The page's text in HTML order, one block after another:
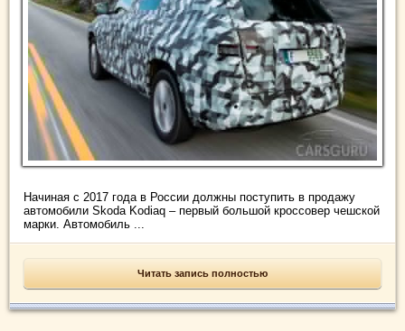
Начиная с 2017 года в России должны поступить в продажу
автомобили Skoda Kodiaq – первый большой кроссовер чешской
марки. Автомобиль ...
Читать запись полностью